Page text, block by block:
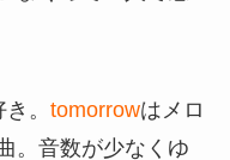
。 tomorrowはメロ
。音数が少なくゆ